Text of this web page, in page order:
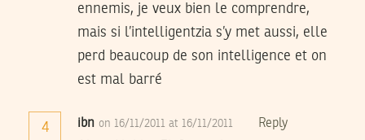
ennemis, je veux bien le comprendre,
mais si l’intelligentzia s’y met aussi, elle
perd beaucoup de son intelligence et on
est mal barré
4 ibn on 16/11/2011 at 16/11/2011 Reply